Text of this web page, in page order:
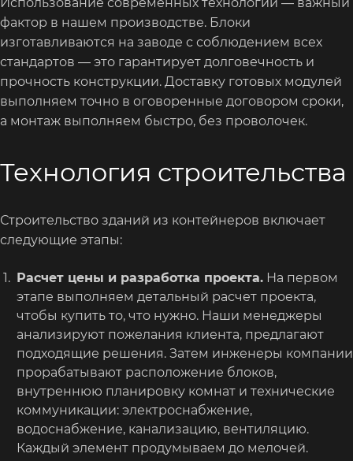
фактор в нашем производстве. Блоки
изготавливаются на заводе с соблюдением всех
стандартов — это гарантирует долговечность и
прочность конструкции. Доставку готовых модулей
выполняем точно в оговоренные договором сроки,
а монтаж выполняем быстро, без проволочек.
Технология строительства
Строительство зданий из контейнеров включает
следующие этапы:
Расчет цены и разработка проекта. На первом
этапе выполняем детальный расчет проекта,
чтобы купить то, что нужно. Наши менеджеры
анализируют пожелания клиента, предлагают
подходящие решения. Затем инженеры компании
прорабатывают расположение блоков,
внутреннюю планировку комнат и технические
коммуникации: электроснабжение,
водоснабжение, канализацию, вентиляцию.
Каждый элемент продумываем до мелочей.